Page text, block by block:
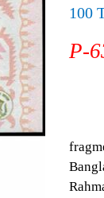
100
P-